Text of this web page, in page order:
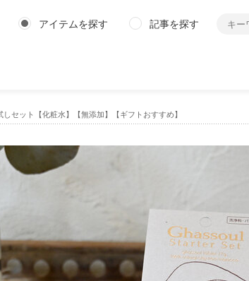
アイテムを探す 記事を探す
セット【化粧水】【無添加】【ギフトおすすめ】